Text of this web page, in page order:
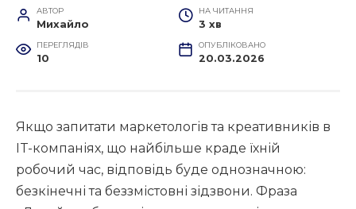
АВТОР
Михайло
НА ЧИТАННЯ
3 хв
ПЕРЕГЛЯДІВ
10
ОПУБЛІКОВАНО
20.03.2026
Якщо запитати маркетологів та креативників в
IT-компаніях, що найбільше краде їхній
робочий час, відповідь буде однозначною:
безкінечні та беззмістовні зідзвони. Фраза